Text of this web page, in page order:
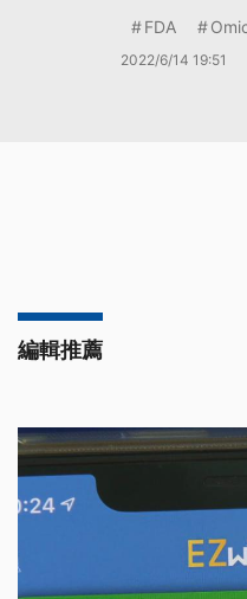
FDA
2022/6/14 19:51
編輯推薦